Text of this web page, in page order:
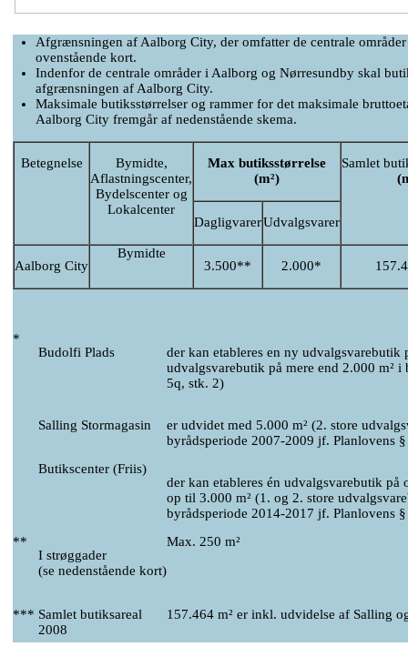
Afgrænsningen af Aalborg City, der omfatter de centrale
ovenstående kort.
Indenfor de centrale områder i Aalborg og Nørresundby skal
afgrænsningen af Aalborg City.
Maksimale butiksstørrelser og rammer for det maksimale
Aalborg City fremgår af nedenstående skema.
Betegnelse
Bymidte,
Aflastningscenter,
Bydelscenter og
Lokalcenter
Max butiksstørrelse
(m²)
Samlet
DagligvarerUdvalgsvarer
Aalborg City
Bymidte
3.500**
2.000*
*
Budolfi Plads
der kan etableres en ny udvalgsvarebutik
udvalgsvarebutik på mere end 2.000 m²
5q, stk. 2)
Salling Stormagasin
er udvidet med 5.000 m² (2. store
byrådsperiode 2007-2009 jf. Planlovens
Butikscenter (Friis)
der kan etableres én udvalgsvarebutik
op til 3.000 m² (1. og 2. store
byrådsperiode 2014-2017 jf. Planlovens
**
I strøggader
(se nedenstående kort)
Max. 250 m²
*** Samlet butiksareal
2008
157.464 m² er inkl. udvidelse af Salling